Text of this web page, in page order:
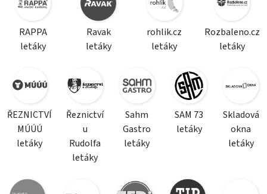
RAPPA
letáky
Ravak
letáky
rohlik.cz
letáky
Rozbaleno.cz
letáky
ŘEZNICTVÍ
MÚÚÚ
letáky
Řeznictví
u
Rudolfa
letáky
Sahm
Gastro
letáky
SAM 73
letáky
Skladová
okna
letáky